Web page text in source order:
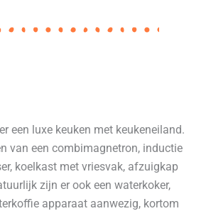
een luxe keuken met keukeneiland.
van een combimagnetron, inductie
koelkast met vriesvak, afzuigkap
zijn er ook een waterkoker,
apparaat aanwezig, kortom